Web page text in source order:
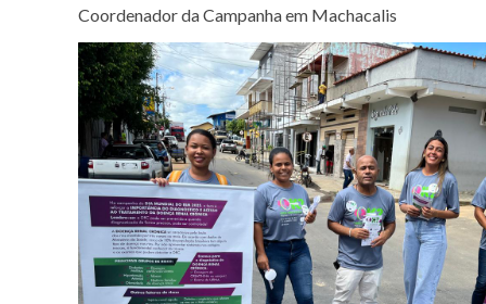
Coordenador da Campanha em Machacalis